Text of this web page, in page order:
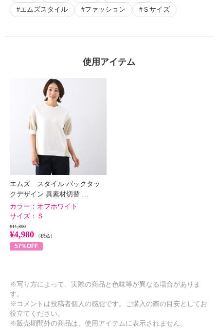
エムズスタイル
ファッション Ｓサイズ
使用アイテム
エムズ スタイル バックタッ
クデザイン 異素材切替 …
カラー： オフホワイト
サイズ： Ｓ
¥11,800
¥4,980 （税込）
57%OFF
※写り方によって、実際の商品と色味等が異なる場合がありま
す。
※コメントは投稿者個人の感想です。ご購入の際の目安としてお
役立てください。
※販売期間外の商品は、使用アイテムに表示されません。